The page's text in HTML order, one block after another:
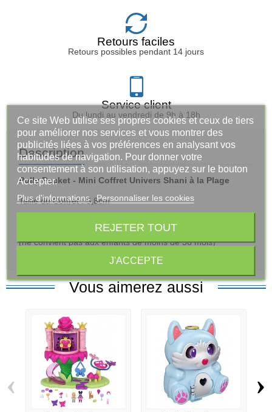
Retours faciles
Retours possibles pendant 14 jours
Service client
Du lundi au vendredi de 9h à 18h
Description
Polly Pocket - Mini Coffret Univers Shani à la Plage
Taille du Coffret : 5,8cm
(ne convient pas aux enfants de moins de 36 mois)
Vous aimerez aussi
‹ ›
Ce site Web utilise ses propres cookies et ceux de tiers
pour améliorer nos services et vous montrer des
publicités liées à vos préférences en analysant vos
habitudes de navigation. Pour donner votre
consentement à son utilisation, appuyez sur le bouton
Accepter.
Plus d'informations Personnaliser les cookies
REJETER TOUT
J'ACCEPTE